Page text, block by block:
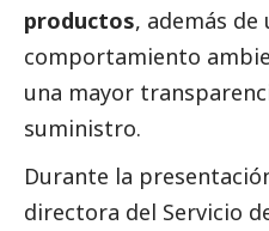
productos, además
comportamiento
una mayor
suministro.
Durante la
directora del Servicio